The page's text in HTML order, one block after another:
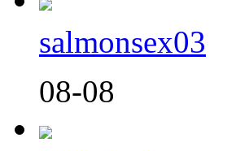
salmonsex03
08-08